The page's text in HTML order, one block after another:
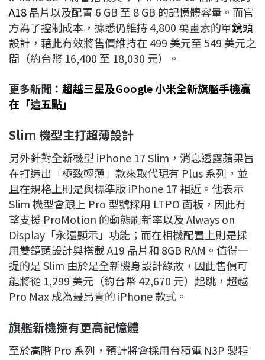
A18晶片以及配置 6 GB 至 8 GB 的記憶體容量。而官
方為了控制成本，據悉仍維持 4,800 萬畫素的單鏡頭
設計，藉此有效將售價維持在 499 美元至 549 美元之
間（約台幣 16,400 至 18,030 元）。
更多新聞： 超越三星及Google 小米全新旗艦手機贏
在「這五點」
Slim 機型主打超薄設計
另外針對全新機型 iPhone 17 Slim，消息透露蘋果旨
在打造出「極致輕薄」款來取代現有 Plus 系列，並
且在規格上則是與標準版 iPhone 17 相近。他表示
Slim 機型會跟上 Pro 型號採用 LTPO 面板，因此有
望支援 ProMotion 的動態刷新率以及 Always on
Display「永遠顯示」功能；而在相機配置上則是採
用雙鏡頭設計與搭載 A19 晶片和 8GB RAM。值得一
提的是 Slim 由於是全新機身設計緣故，因此售價可
能將從 1,299 美元（約台幣 42,670 元）起跳，超越
Pro Max 成為最昂貴的 iPhone 款式。
旗艦新機擁有更高記憶體
至於高階 Pro 系列，預計將會採用台積電 N3P 製程